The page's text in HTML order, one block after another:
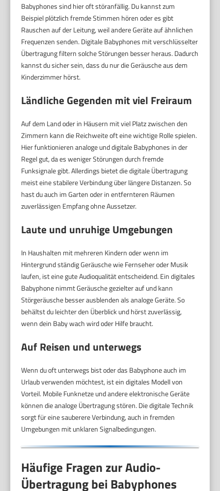
Babyphones sind hier oft störanfällig. Du kannst zum
Beispiel plötzlich fremde Stimmen hören oder es gibt
Rauschen auf der Leitung, weil andere Geräte auf ähnlichen
Frequenzen senden. Digitale Babyphones mit verschlüsselter
Übertragung filtern solche Störungen besser heraus. Dadurch
kannst du sicher sein, dass du nur die Geräusche aus dem
Kinderzimmer hörst.
Ländliche Gegenden mit viel Freiraum
Auf dem Land oder in Häusern mit viel Platz zwischen den
Zimmern kann die Reichweite oft eine wichtige Rolle spielen.
Hier funktionieren analoge und digitale Babyphones in der
Regel gut, da es weniger Störungen durch fremde
Funksignale gibt. Allerdings bietet die digitale Übertragung
meist eine stabilere Verbindung über längere Distanzen. So
hast du auch im Garten oder in entfernteren Räumen
zuverlässigen Empfang ohne Aussetzer.
Laute und unruhige Umgebungen
In Haushalten mit mehreren Kindern oder wenn im
Hintergrund ständig Geräusche wie Fernseher oder Musik
laufen, ist eine gute Audioqualität entscheidend. Ein digitales
Babyphone nimmt Geräusche gezielter auf und kann
Störgeräusche besser ausblenden als analoge Geräte. So
behältst du leichter den Überblick und hörst zuverlässig,
wenn dein Baby wach wird oder Hilfe braucht.
Auf Reisen und unterwegs
Wenn du oft unterwegs bist oder das Babyphone auch im
Urlaub verwenden möchtest, ist ein digitales Modell von
Vorteil. Mobile Funknetze und andere elektronische Geräte
können die analoge Übertragung stören. Die digitale Technik
sorgt für eine sauberere Verbindung, auch in fremden
Umgebungen mit unklaren Signalbedingungen.
Häufige Fragen zur Audio-
Übertragung bei Babyphones